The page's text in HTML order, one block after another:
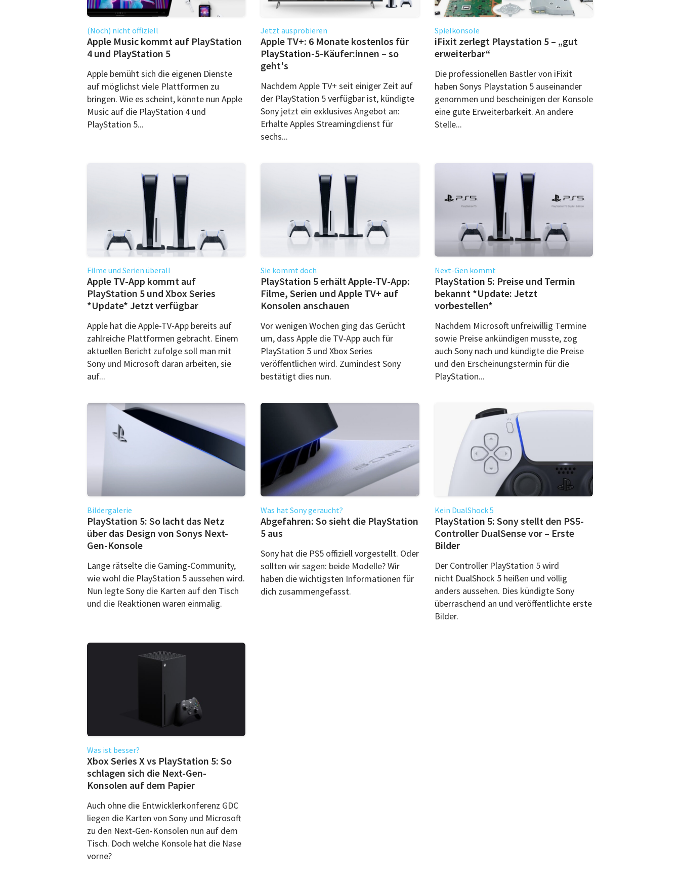
(Noch) nicht offiziell
Apple Music kommt auf PlayStation
4 und PlayStation 5
Apple bemüht sich die eigenen Dienste
auf möglichst viele Plattformen zu
bringen. Wie es scheint, könnte nun Apple
Music auf die PlayStation 4 und
PlayStation 5...
Jetzt ausprobieren
Apple TV+: 6 Monate kostenlos für
PlayStation-5-Käufer:innen – so
geht's
Nachdem Apple TV+ seit einiger Zeit auf
der PlayStation 5 verfügbar ist, kündigte
Sony jetzt ein exklusives Angebot an:
Erhalte Apples Streamingdienst für
sechs...
Spielkonsole
iFixit zerlegt Playstation 5 – „gut
erweiterbar“
Die professionellen Bastler von iFixit
haben Sonys Playstation 5 auseinander
genommen und bescheinigen der Konsole
eine gute Erweiterbarkeit. An andere
Stelle...
Filme und Serien überall
Apple TV-App kommt auf
PlayStation 5 und Xbox Series
*Update* Jetzt verfügbar
Apple hat die Apple-TV-App bereits auf
zahlreiche Plattformen gebracht. Einem
aktuellen Bericht zufolge soll man mit
Sony und Microsoft daran arbeiten, sie
auf...
Sie kommt doch
PlayStation 5 erhält Apple-TV-App:
Filme, Serien und Apple TV+ auf
Konsolen anschauen
Vor wenigen Wochen ging das Gerücht
um, dass Apple die TV-App auch für
PlayStation 5 und Xbox Series
veröffentlichen wird. Zumindest Sony
bestätigt dies nun.
Next-Gen kommt
PlayStation 5: Preise und Termin
bekannt *Update: Jetzt
vorbestellen*
Nachdem Microsoft unfreiwillig Termine
sowie Preise ankündigen musste, zog
auch Sony nach und kündigte die Preise
und den Erscheinungstermin für die
PlayStation...
Bildergalerie
PlayStation 5: So lacht das Netz
über das Design von Sonys Next-
Gen-Konsole
Lange rätselte die Gaming-Community,
wie wohl die PlayStation 5 aussehen wird.
Nun legte Sony die Karten auf den Tisch
und die Reaktionen waren einmalig.
Was hat Sony geraucht?
Abgefahren: So sieht die PlayStation
5 aus
Sony hat die PS5 offiziell vorgestellt. Oder
sollten wir sagen: beide Modelle? Wir
haben die wichtigsten Informationen für
dich zusammengefasst.
Kein DualShock 5
PlayStation 5: Sony stellt den PS5-
Controller DualSense vor – Erste
Bilder
Der Controller PlayStation 5 wird
nicht DualShock 5 heißen und völlig
anders aussehen. Dies kündigte Sony
überraschend an und veröffentlichte erste
Bilder.
Was ist besser?
Xbox Series X vs PlayStation 5: So
schlagen sich die Next-Gen-
Konsolen auf dem Papier
Auch ohne die Entwicklerkonferenz GDC
liegen die Karten von Sony und Microsoft
zu den Next-Gen-Konsolen nun auf dem
Tisch. Doch welche Konsole hat die Nase
vorne?